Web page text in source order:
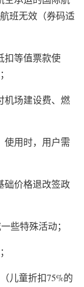
班无效（券码适
扣等值票款使
机场建设费、燃
使用时，用户需
础价格退改签政
些特殊活动；
儿童折扣75%的